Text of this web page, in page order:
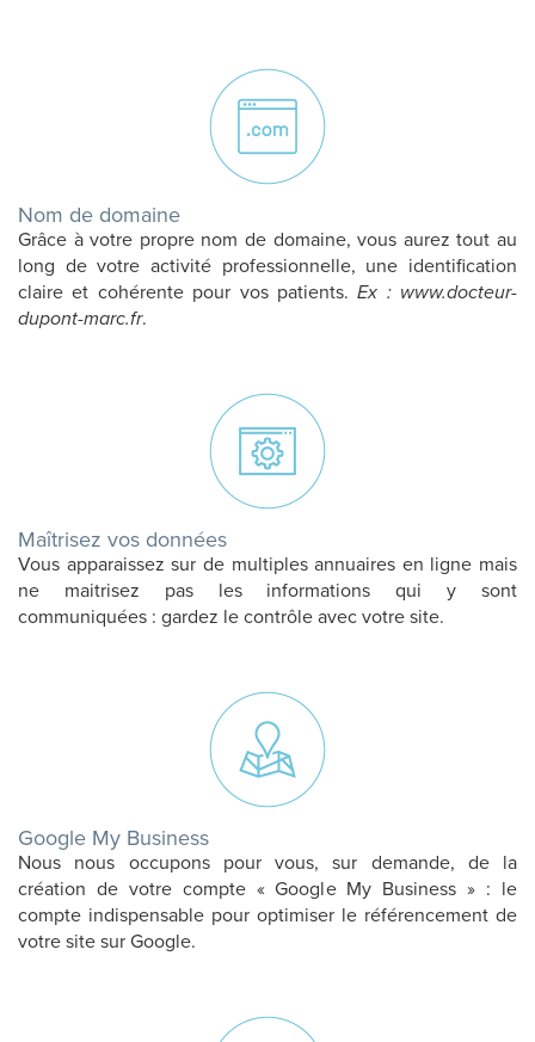
Nom de domaine
Grâce à votre propre nom de domaine, vous aurez tout au
long de votre activité professionnelle, une identification
claire et cohérente pour vos patients.Ex : www.docteur-
dupont-marc.fr.
Maîtrisez vos données
Vous apparaissez sur de multiples annuaires en ligne mais
ne maitrisez pas les informations qui y sont
communiquées : gardez le contrôle avec votre site.
Google My Business
Nous nous occupons pour vous, sur demande, de la
création de votre compte « Google My Business » : le
compte indispensable pour optimiser le référencement de
votre site sur Google.